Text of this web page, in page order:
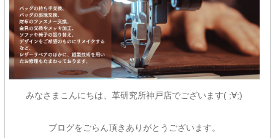
みなさまこんにちは、革研究所神戸店でございます( ;∀;)
ブログをごらん頂きありがとうございます。